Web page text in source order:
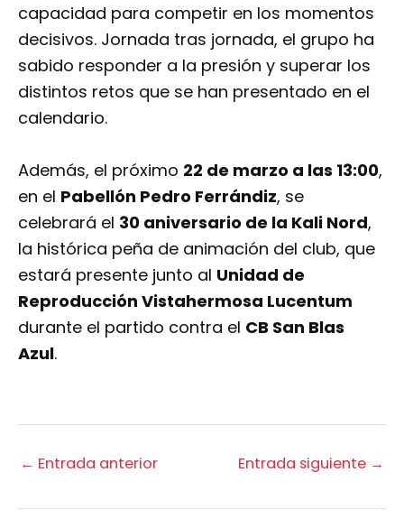
capacidad para competir en los momentos
decisivos. Jornada tras jornada, el grupo ha
sabido responder a la presión y superar los
distintos retos que se han presentado en el
calendario.
Además, el próximo 22 de marzo a las 13:00,
en el Pabellón Pedro Ferrándiz, se
celebrará el 30 aniversario de la Kali Nord,
la histórica peña de animación del club, que
estará presente junto al Unidad de
Reproducción Vistahermosa Lucentum
durante el partido contra el CB San Blas
Azul.
← Entrada anterior Entrada siguiente →